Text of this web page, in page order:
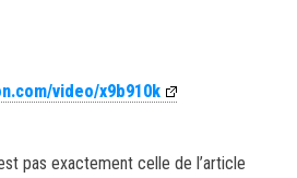
video/x9b910k
pas exactement celle de l’article